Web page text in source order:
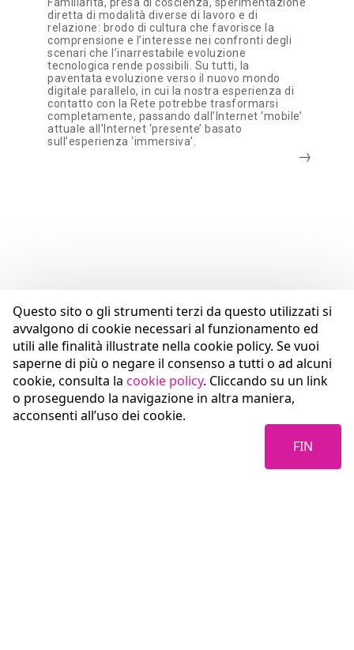
Questo sito o gli strumenti terzi da questo utilizzati si
avvalgono di cookie necessari al funzionamento ed
utili alle finalità illustrate nella cookie policy. Se vuoi
saperne di più o negare il consenso a tutti o ad alcuni
cookie, consulta la cookie policy. Cliccando su un link
o proseguendo la navigazione in altra maniera,
acconsenti all’uso dei cookie.
FIN
diretta di modalità diverse di lavoro e di
relazione: brodo di cultura che favorisce la
comprensione e l’interesse nei confronti degli
scenari che l’inarrestabile evoluzione
tecnologica rende possibili. Su tutti, la
paventata evoluzione verso il nuovo mondo
digitale parallelo, in cui la nostra esperienza di
contatto con la Rete potrebbe trasformarsi
completamente, passando dall’Internet ‘mobile’
attuale all’Internet ‘presente’ basato
sull’esperienza ‘immersiva’.